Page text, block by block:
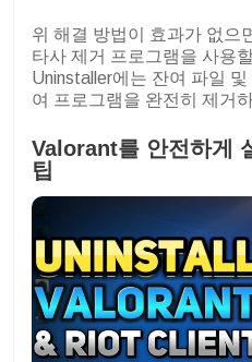
위 해결 방법이 효과가 없으
타사 제거 프로그램을 사용
Uninstaller에는 잔여 파일
여 프로그램을 완전히 제거
Valorant를 안전하게
팁